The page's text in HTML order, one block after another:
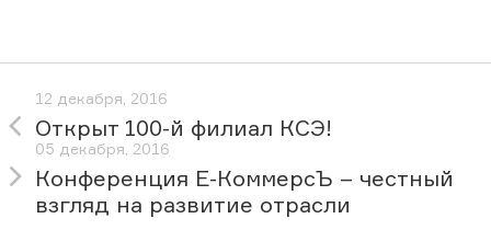
12 декабря, 2016
Открыт 100-й филиал КСЭ!
05 декабря, 2016
Конференция Е-КоммерсЪ – честный
взгляд на развитие отрасли